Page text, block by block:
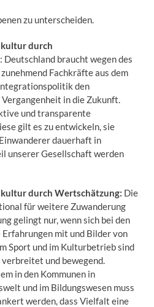
zu unterscheiden.
durch
: Deutschland braucht wegen des
Fachkräfte aus dem
den
in die Zukunft.
und transparente
gilt es zu entwickeln, sie
dauerhaft in
unserer Gesellschaft werden
durch Wertschätzung: Die
für weitere Zuwanderung
gelingt nur, wenn sich bei den
mit und Bilder von
Sport und im Kulturbetrieb sind
und bewegend.
in den Kommunen in
und im Bildungswesen muss
werden, dass Vielfalt eine